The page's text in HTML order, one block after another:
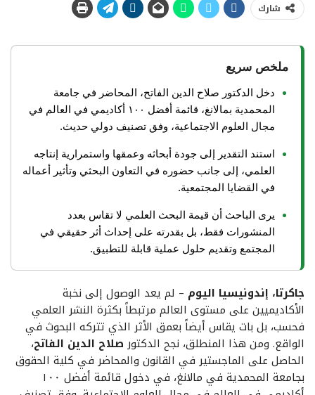
شارك
ملخص سريع
دخل الدكتور صلاح الدين الفاتح، المحاضر في جامعة
المحمدية بمالانغ، قائمة أفضل ١٠٠ أكاديمي في العالم في
مجال العلوم الاجتماعية، وفق تصنيف دولي حديث.
استند التقدير إلى جودة أبحاثه وعمقها واستمرارية إنتاجه
العلمي، إلى جانب حضوره في التعاون البحثي وتأثير أعماله
في القضايا المجتمعية.
يرى الباحث أن قيمة البحث العلمي لا تقاس بعدد
المنشورات فقط، بل بقدرته على إحداث أثر حقيقي في
المجتمع وتقديم حلول عملية قابلة للتطبيق.
جاكرتا، إندونيسيا اليوم – لم يعد الوصول إلى نخبة
الأكاديميين على مستوى العالم مرتبطاً بكثرة النشر العلمي
فحسب، بل بات يقاس أيضاً بعمق الأثر الذي تتركه البحوث في
الواقع. ومن هذا المنطلق، نجح الدكتور صلاح الدين الفاتح،
الحاصل على الماجستير في القانون والمحاضر في كلية الحقوق
بجامعة المحمدية في مالانغ، في دخول قائمة أفضل ١٠٠